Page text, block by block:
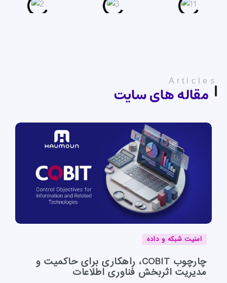
امنیت شبکه و داده
چارچوب COBIT، راهکاری برای حاکمیت و
مدیریت اثربخش فناوری اطلاعات
Articles
مقاله های سایت